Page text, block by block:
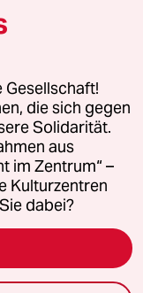
für Genehmigungen
Richtlinien
AGB
(Ads)
die sich gegen
Solidarität.
aus
im Zentrum“ –
Kulturzentren
dabei?